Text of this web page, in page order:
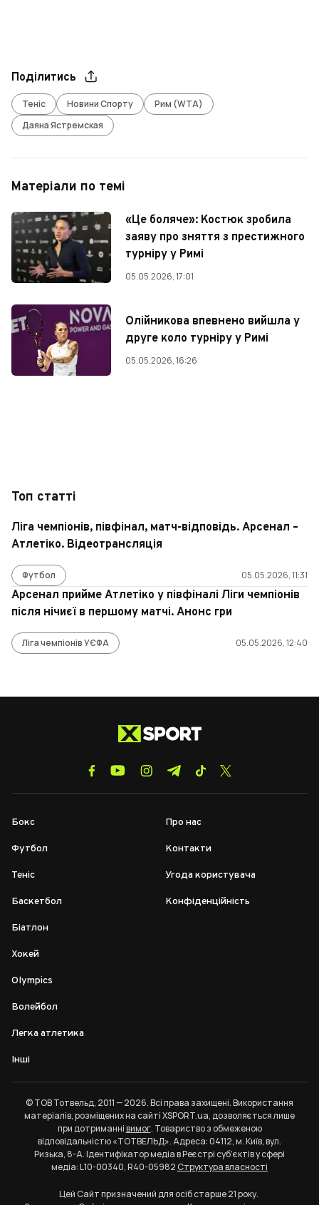
Поділитись
Теніс Новини Спорту
Рим (WTA)
Даяна Ястремская
Матеріали по темі
«Це боляче»: Костюк зробила
заяву про зняття з престижного
турніру у Римі
05.05.2026, 17:01
Олійникова впевнено вийшла у
друге коло турніру у Римі
05.05.2026, 16:26
Топ статті
Ліга чемпіонів, півфінал, матч-відповідь. Арсенал –
Атлетіко. Відеотрансляція
Футбол 05.05.2026, 11:31
Арсенал прийме Атлетіко у півфіналі Ліги чемпіонів
після нічиєї в першому матчі. Анонс гри
Ліга чемпіонів УЄФА 05.05.2026, 12:40
Бокс
Футбол
Теніс
Баскетбол
Біатлон
Хокей
Olympics
Волейбол
Легка атлетика
Інші
Про нас
Контакти
Угода користувача
Конфіденційність
© ТОВ Тотвельд, 2011 — 2026. Всі права захищені. Використання
матеріалів, розміщених на сайті XSPORT.ua, дозволяється лише
при дотриманнівимог. Товариство з обмеженою
відповідальністю «ТОТВЕЛЬД». Адреса: 04112, м. Київ, вул.
Ризька, 8-А. Ідентифікатор медіа в Реєстрі суб’єктів у сфері
медіа: L10-00340, R40-05982Структура власності
Цей Сайт призначений для осіб старше 21 року.